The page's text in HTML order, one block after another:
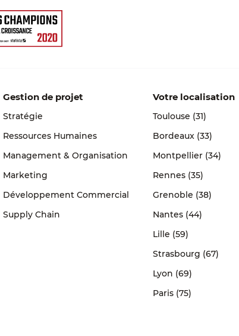
Gestion de projet
Stratégie
Ressources Humaines
Management & Organisation
Marketing
Développement Commercial
Supply Chain
Votre localisation
Toulouse (31)
Bordeaux (33)
Montpellier (34)
Rennes (35)
Grenoble (38)
Nantes (44)
Lille (59)
Strasbourg (67)
Lyon (69)
Paris (75)